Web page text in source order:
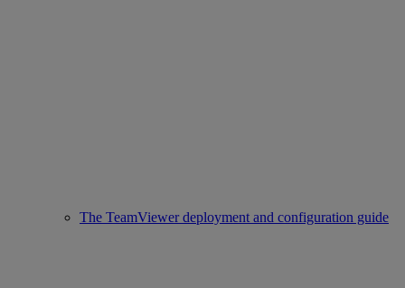
The TeamViewer deployment and configuration guide